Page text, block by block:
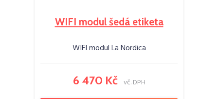
WIFI modul šedá etiketa
WIFI modul La Nordica
6 470 Kč vč. DPH